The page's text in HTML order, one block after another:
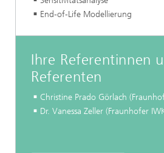
End-of-Life Modellierung
Ihre Referentinnen
Referenten
Christine Prado Görlach
Dr. Vanessa Zeller (Fraunhofer